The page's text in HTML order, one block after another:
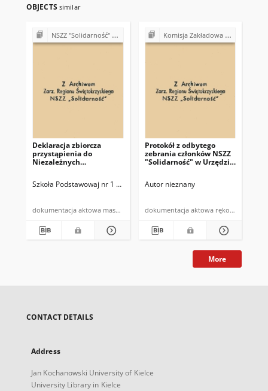
OBJECTS similar
NSZZ "Solidarność" w Szkole Podstawowej nr 1 w Kazimierzy Wielkiej
Deklaracja zbiorcza
przystąpienia do
Niezależnych
"Solidarność"
Szkoła Podstawowaj nr 1 w Kazimierzy Wielkiej
dokumentacja aktowa maszynopis
Komisja Zakładowa NSZZ "Solidarność" przy Urzędzie Gminy w Bodzentynie
Protokół z odbytego
zebrania członków NSZZ
"Solidarność" w Urzędzie
Autor nieznany
dokumentacja aktowa rękopis
More
CONTACT DETAILS
Address
Jan Kochanowski University of Kielce
University Library in Kielce